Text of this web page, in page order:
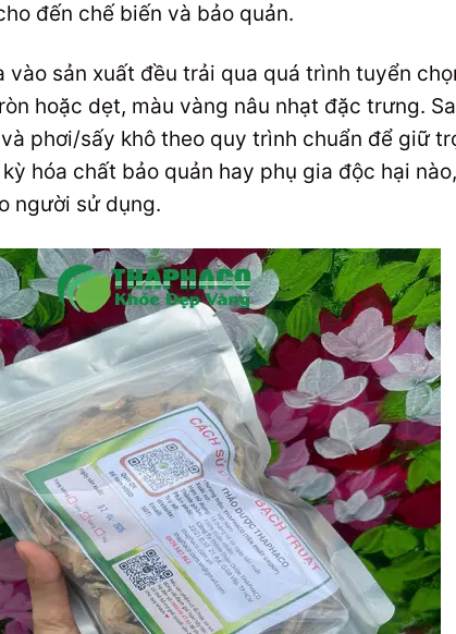
đến chế biến và bảo quản.
sản xuất đều trải qua quá trình tuyển
hoặc dẹt, màu vàng nâu nhạt đặc trưng.
phơi/sấy khô theo quy trình chuẩn để giữ
hóa chất bảo quản hay phụ gia độc hại
người sử dụng.